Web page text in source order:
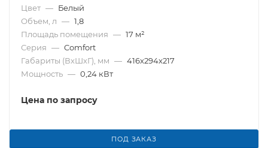
Цвет — Белый
Объем, л — 1,8
Площадь помещения — 17 м²
Серия — Comfort
Габариты (ВхШхГ), мм — 416х294х217
Мощность — 0,24 кВт
Цена по запросу
ПОД ЗАКАЗ